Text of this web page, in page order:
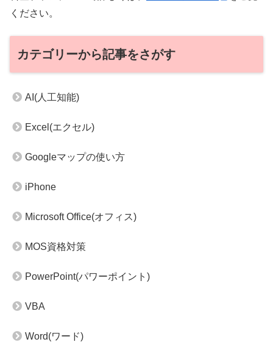
ください。
カテゴリーから記事をさがす
AI(人工知能)
Excel(エクセル)
Googleマップの使い方
iPhone
Microsoft Office(オフィス)
MOS資格対策
PowerPoint(パワーポイント)
VBA
Word(ワード)